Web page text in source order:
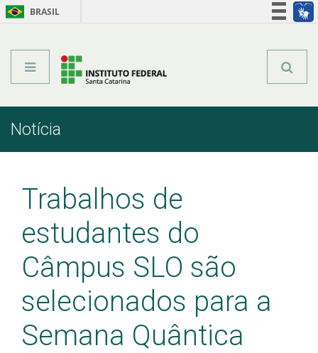
BRASIL
NotíciaInício
Trabalhos de
estudantes do
Câmpus SLO são
selecionados para a
Semana Quântica